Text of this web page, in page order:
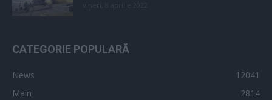
CATEGORIE POPULARĂ
News
12041
Main
2814